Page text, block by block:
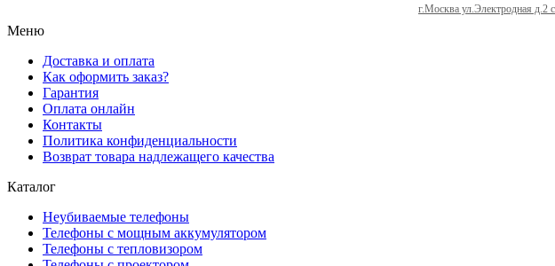
г.Москва ул.Электродная д.2
Меню
Доставка и оплата
Как оформить заказ?
Гарантия
Оплата онлайн
Контакты
Политика конфиденциальности
Возврат товара надлежащего качества
Каталог
Неубиваемые телефоны
Телефоны с мощным аккумулятором
Телефоны с тепловизором